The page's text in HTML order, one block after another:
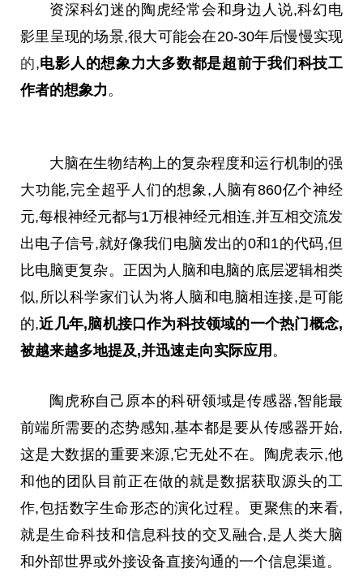
资深科幻迷的陶虎经常会和身边人说,科幻电
影里呈现的场景,很大可能会在20-30年后慢慢实现
的,电影人的想象力大多数都是超前于我们科技工
作者的想象力 。
大脑在生物结构上的复杂程度和运行机制的强
大功能,完全超乎人们的想象,人脑有860亿个神经
元,每根神经元都与1万根神经元相连,并互相交流发
出电子信号,就好像我们电脑发出的0和1的代码,但
比电脑更复杂。正因为人脑和电脑的底层逻辑相类
似,所以科学家们认为将人脑和电脑相连接,是可能
的,近几年,脑机接口作为科技领域的一个热门概念,
被越来越多地提及,并迅速走向实际应用 。
陶虎称自己原本的科研领域是传感器,智能最
前端所需要的态势感知,基本都是要从传感器开始,
这是大数据的重要来源,它无处不在。陶虎表示,他
和他的团队目前正在做的就是数据获取源头的工
作,包括数字生命形态的演化过程。更聚焦的来看,
就是生命科技和信息科技的交叉融合,是人类大脑
和外部世界或外接设备直接沟通的一个信息渠道。